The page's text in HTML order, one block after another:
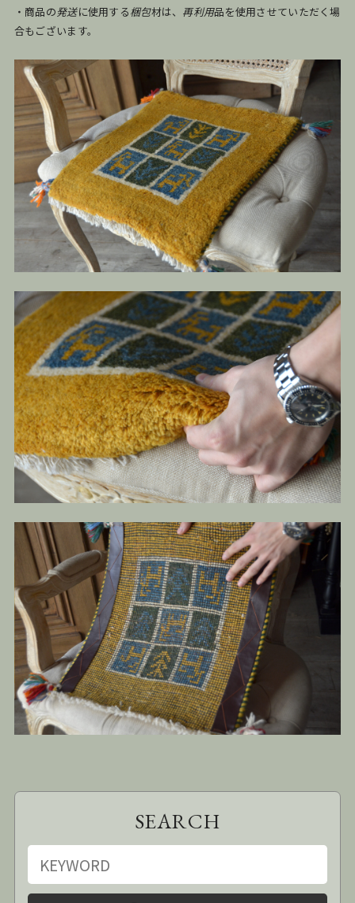
・商品の発送に使用する梱包材は、 再利用品を使用させていただく場
合もございます。
SEARCH